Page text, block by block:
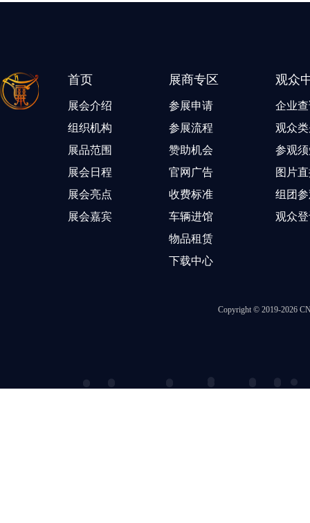
首页
展会介绍
组织机构
展品范围
展会日程
展会亮点
展会嘉宾
展商专区
参展申请
参展流程
赞助机会
官网广告
收费标准
车辆进馆
物品租赁
下载中心
观众
企业
观众
参观
图片
组团
观众
Copyright © 2019-2026